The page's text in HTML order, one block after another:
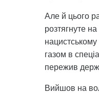
Але й цього
розтягнуте
нацистському
газом в
пережив
Вийшов на